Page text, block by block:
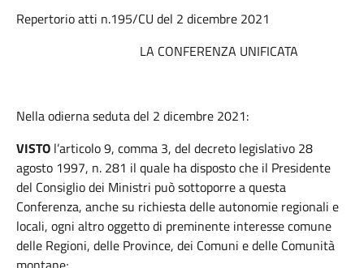
Repertorio atti n.195/CU del 2 dicembre 2021
LA CONFERENZA UNIFICATA
Nella odierna seduta del 2 dicembre 2021:
VISTO l’articolo 9, comma 3, del decreto legislativo 28
agosto 1997, n. 281 il quale ha disposto che il Presidente
del Consiglio dei Ministri può sottoporre a questa
Conferenza, anche su richiesta delle autonomie regionali e
locali, ogni altro oggetto di preminente interesse comune
delle Regioni, delle Province, dei Comuni e delle Comunità